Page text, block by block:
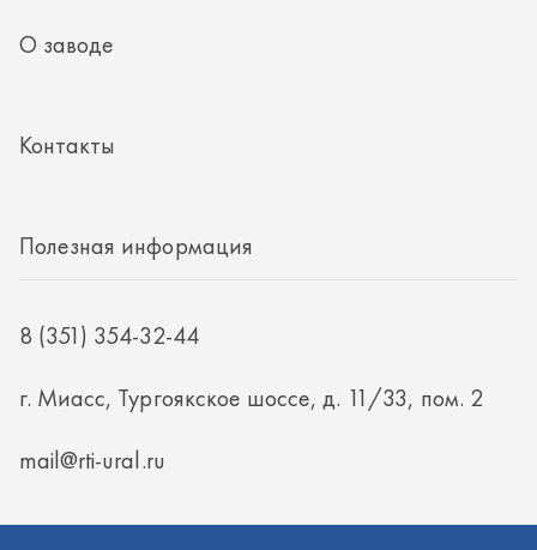
8 (351) 354-32-44
ИНН 7415101168
ОГРН 1187456037768
Политика конфиденциальности